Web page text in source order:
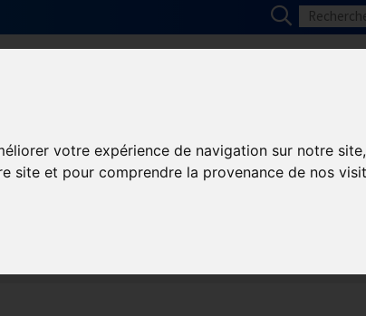
votre expérience de navigation sur notre
site et pour comprendre la provenance de nos